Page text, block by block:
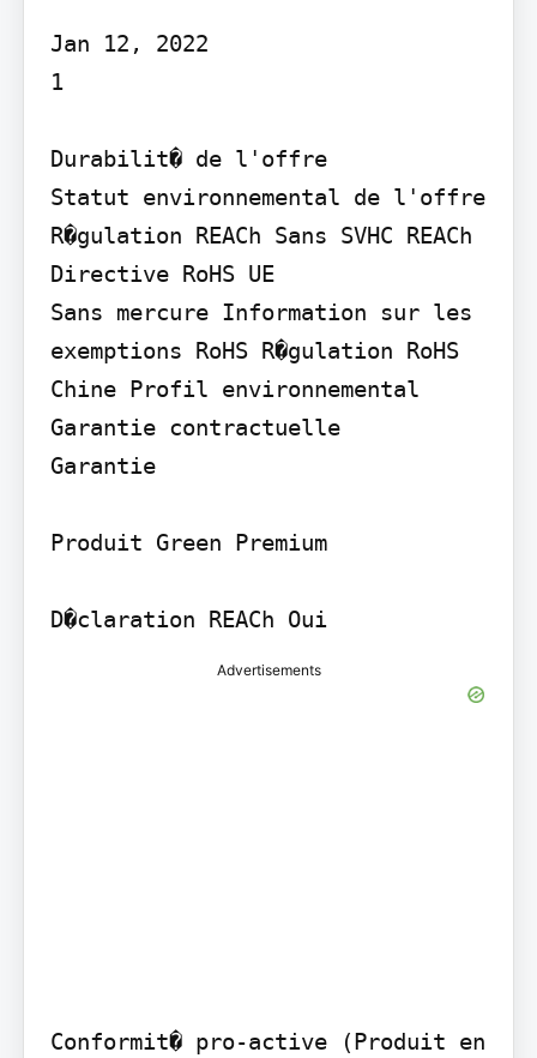
Jan 12, 2022
1
Durabilit� de l'offre
Statut environnemental de l'offre
R�gulation REACh Sans SVHC REACh
Directive RoHS UE
Sans mercure Information sur les
exemptions RoHS R�gulation RoHS
Chine Profil environnemental
Garantie contractuelle
Garantie
Produit Green Premium
D�claration REACh Oui
Advertisements
Conformit� pro-active (Produit en